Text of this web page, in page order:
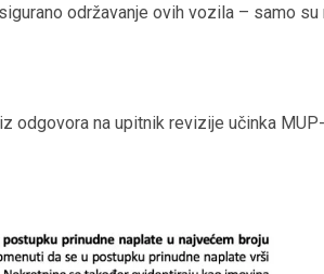
održavanje ovih vozila – samo
odgovora na upitnik revizije učinka